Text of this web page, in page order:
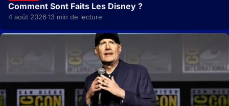
Comment Sont Faits Les Disney ?
4 août 2026·13 min de lecture